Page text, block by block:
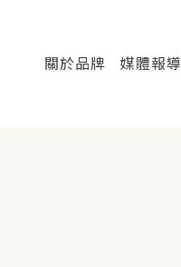
關於品牌 媒體報導